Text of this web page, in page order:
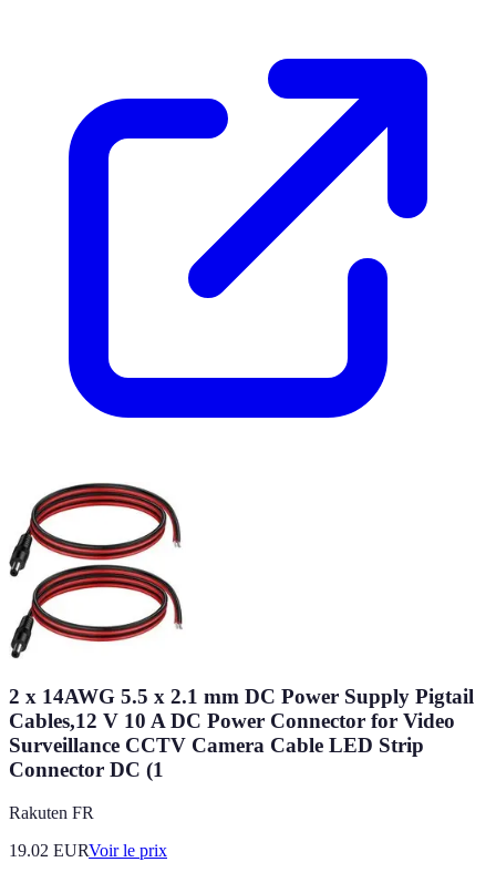
2 x 14AWG 5.5 x 2.1 mm DC Power Supply Pigtail
Cables,12 V 10 A DC Power Connector for Video
Surveillance CCTV Camera Cable LED Strip
Connector DC (1
Rakuten FR
19.02 EURVoir le prix